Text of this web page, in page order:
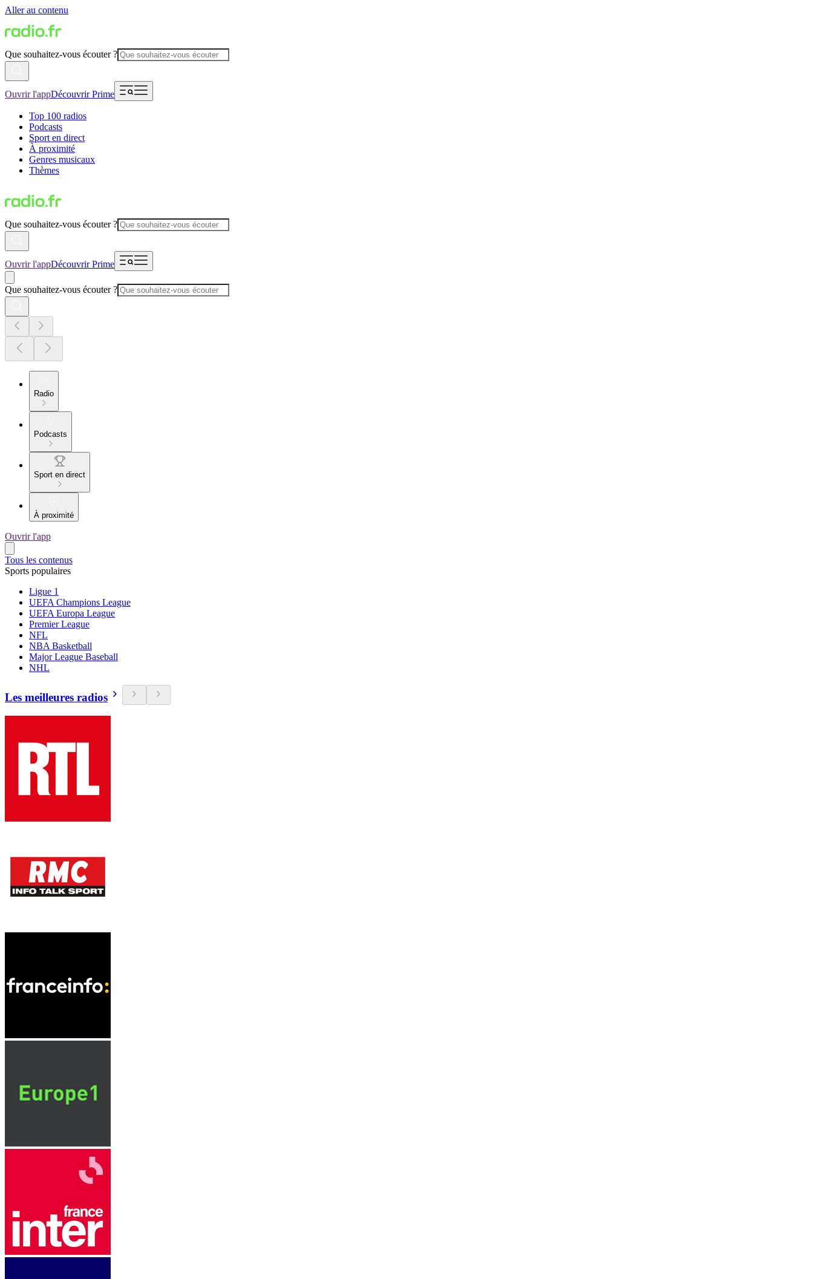
Aller au contenu
Que souhaitez-vous écouter ?
Ouvrir l'appDécouvrir Prime
Top 100 radios
Podcasts
Sport en direct
À proximité
Genres musicaux
Thèmes
Que souhaitez-vous écouter ?
Ouvrir l'appDécouvrir Prime
Que souhaitez-vous écouter ?
Radio
Podcasts
Sport en direct
À proximité
Ouvrir l'app
Tous les contenus
Sports populaires
Ligue 1
UEFA Champions League
UEFA Europa League
Premier League
NFL
NBA Basketball
Major League Baseball
NHL
Les meilleures radios